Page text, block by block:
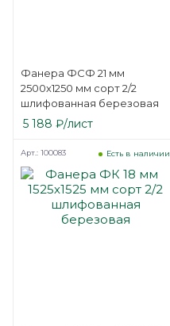
Фанера ФСФ 21 мм
2500х1250 мм сорт 2/2
шлифованная березовая
5 188 ₽/лист
Есть в наличии
Арт.: 100083